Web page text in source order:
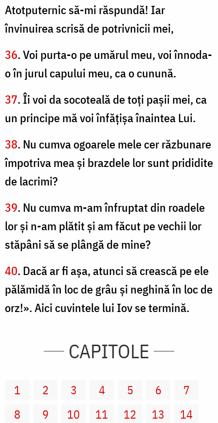
Atotputernic să-mi răspundă! Iar
învinuirea scrisă de potrivnicii mei,
36. Voi purta-o pe umărul meu, voi înnoda-
o în jurul capului meu, ca o cunună.
37. Îi voi da socoteală de toţi paşii mei, ca
un principe mă voi înfăţişa înaintea Lui.
38. Nu cumva ogoarele mele cer răzbunare
împotriva mea şi brazdele lor sunt prididite
de lacrimi?
39. Nu cumva m-am înfruptat din roadele
lor şi n-am plătit şi am făcut pe vechii lor
stăpâni să se plângă de mine?
40. Dacă ar fi aşa, atunci să crească pe ele
pălămidă în loc de grâu şi neghină în loc de
orz!». Aici cuvintele lui Iov se termină.
CAPITOLE
1 2 3 4 5 6
7
8
9 10 11 12 13
14